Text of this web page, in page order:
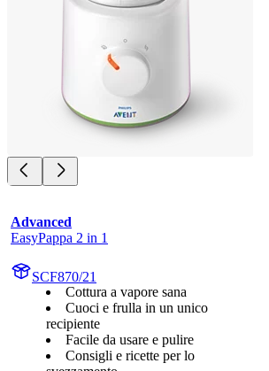
Advanced
EasyPappa 2 in 1
SCF870/21
Cottura a vapore sana
Cuoci e frulla in un unico
recipiente
Facile da usare e pulire
Consigli e ricette per lo